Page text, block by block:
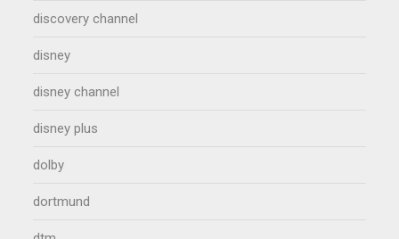
discovery channel
disney
disney channel
disney plus
dolby
dortmund